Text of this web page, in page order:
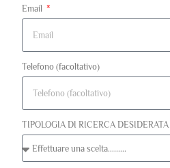
Email
Telefono (facoltativo)
TIPOLOGIA DI RICERCA DESIDERATA